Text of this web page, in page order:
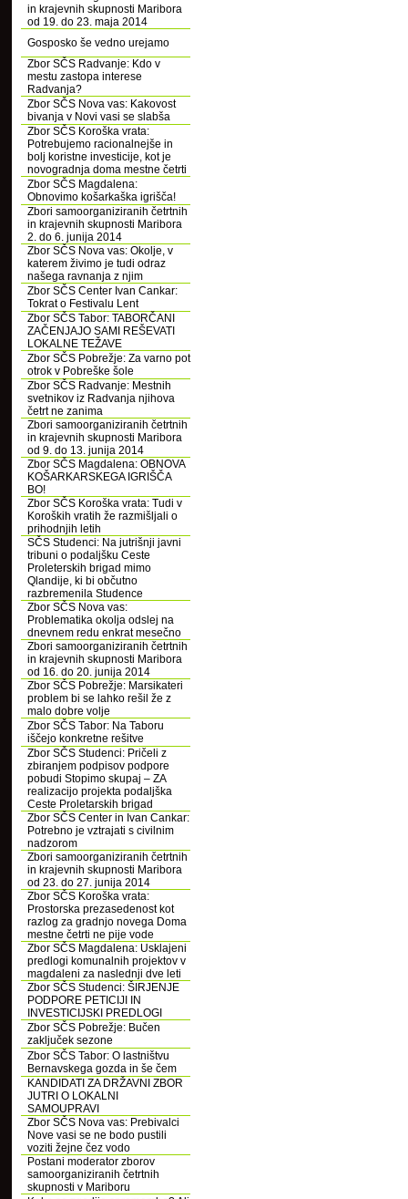
in krajevnih skupnosti Maribora
od 19. do 23. maja 2014
Gosposko še vedno urejamo
Zbor SČS Radvanje: Kdo v
mestu zastopa interese
Radvanja?
Zbor SČS Nova vas: Kakovost
bivanja v Novi vasi se slabša
Zbor SČS Koroška vrata:
Potrebujemo racionalnejše in
bolj koristne investicije, kot je
novogradnja doma mestne četrti
Zbor SČS Magdalena:
Obnovimo košarkaška igrišča!
Zbori samoorganiziranih četrtnih
in krajevnih skupnosti Maribora
2. do 6. junija 2014
Zbor SČS Nova vas: Okolje, v
katerem živimo je tudi odraz
našega ravnanja z njim
Zbor SČS Center Ivan Cankar:
Tokrat o Festivalu Lent
Zbor SČS Tabor: TABORČANI
ZAČENJAJO SAMI REŠEVATI
LOKALNE TEŽAVE
Zbor SČS Pobrežje: Za varno pot
otrok v Pobreške šole
Zbor SČS Radvanje: Mestnih
svetnikov iz Radvanja njihova
četrt ne zanima
Zbori samoorganiziranih četrtnih
in krajevnih skupnosti Maribora
od 9. do 13. junija 2014
Zbor SČS Magdalena: OBNOVA
KOŠARKARSKEGA IGRIŠČA
BO!
Zbor SČS Koroška vrata: Tudi v
Koroških vratih že razmišljali o
prihodnjih letih
SČS Studenci: Na jutrišnji javni
tribuni o podaljšku Ceste
Proleterskih brigad mimo
Qlandije, ki bi občutno
razbremenila Studence
Zbor SČS Nova vas:
Problematika okolja odslej na
dnevnem redu enkrat mesečno
Zbori samoorganiziranih četrtnih
in krajevnih skupnosti Maribora
od 16. do 20. junija 2014
Zbor SČS Pobrežje: Marsikateri
problem bi se lahko rešil že z
malo dobre volje
Zbor SČS Tabor: Na Taboru
iščejo konkretne rešitve
Zbor SČS Studenci: Pričeli z
zbiranjem podpisov podpore
pobudi Stopimo skupaj – ZA
realizacijo projekta podaljška
Ceste Proletarskih brigad
Zbor SČS Center in Ivan Cankar:
Potrebno je vztrajati s civilnim
nadzorom
Zbori samoorganiziranih četrtnih
in krajevnih skupnosti Maribora
od 23. do 27. junija 2014
Zbor SČS Koroška vrata:
Prostorska prezasedenost kot
razlog za gradnjo novega Doma
mestne četrti ne pije vode
Zbor SČS Magdalena: Usklajeni
predlogi komunalnih projektov v
magdaleni za naslednji dve leti
Zbor SČS Studenci: ŠIRJENJE
PODPORE PETICIJI IN
INVESTICIJSKI PREDLOGI
Zbor SČS Pobrežje: Bučen
zaključek sezone
Zbor SČS Tabor: O lastništvu
Bernavskega gozda in še čem
KANDIDATI ZA DRŽAVNI ZBOR
JUTRI O LOKALNI
SAMOUPRAVI
Zbor SČS Nova vas: Prebivalci
Nove vasi se ne bodo pustili
voziti žejne čez vodo
Postani moderator zborov
samoorganiziranih četrtnih
skupnosti v Mariboru